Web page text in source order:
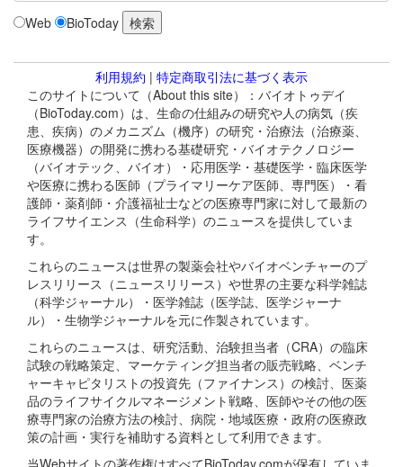
Web BioToday
利用規約 | 特定商取引法に基づく表示
このサイトについて（About this site）：バイオトゥデイ
（BioToday.com）は、生命の仕組みの研究や人の病気（疾
患、疾病）のメカニズム（機序）の研究・治療法（治療薬、
医療機器）の開発に携わる基礎研究・バイオテクノロジー
（バイオテック、バイオ）・応用医学・基礎医学・臨床医学
や医療に携わる医師（プライマリーケア医師、専門医）・看
護師・薬剤師・介護福祉士などの医療専門家に対して最新の
ライフサイエンス（生命科学）のニュースを提供していま
す。
これらのニュースは世界の製薬会社やバイオベンチャーのプ
レスリリース（ニュースリリース）や世界の主要な科学雑誌
（科学ジャーナル）・医学雑誌（医学誌、医学ジャーナ
ル）・生物学ジャーナルを元に作製されています。
これらのニュースは、研究活動、治験担当者（CRA）の臨床
試験の戦略策定、マーケティング担当者の販売戦略、ベンチ
ャーキャピタリストの投資先（ファイナンス）の検討、医薬
品のライフサイクルマネージメント戦略、医師やその他の医
療専門家の治療方法の検討、病院・地域医療・政府の医療政
策の計画・実行を補助する資料として利用できます。